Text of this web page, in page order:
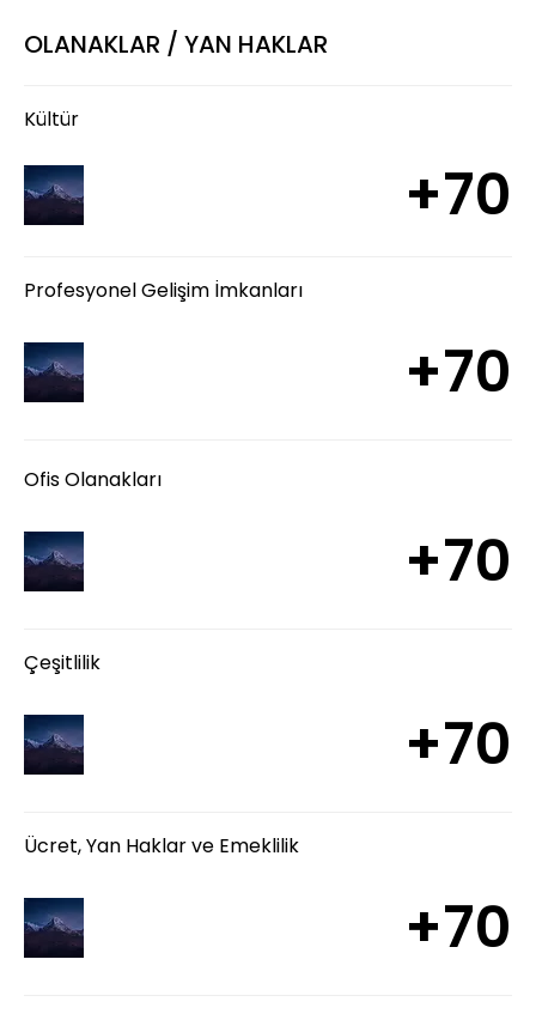
OLANAKLAR / YAN HAKLAR
Kültür
+70
Profesyonel Gelişim İmkanları
+70
Ofis Olanakları
+70
Çeşitlilik
+70
Ücret, Yan Haklar ve Emeklilik
+70